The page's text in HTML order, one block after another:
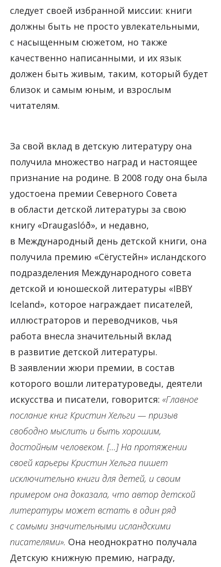
следует своей избранной миссии: книги
должны быть не просто увлекательными,
с насыщенным сюжетом, но также
качественно написанными, и их язык
должен быть живым, таким, который будет
близок и самым юным, и взрослым
читателям.
За свой вклад в детскую литературу она
получила множество наград и настоящее
признание на родине. В 2008 году она была
удостоена премии Северного Совета
в области детской литературы за свою
книгу «Draugaslóð», и недавно,
в Международный день детской книги, она
получила премию «Сёгустейн» исландского
подразделения Международного совета
детской и юношеской литературы «IBBY
Iceland», которое награждает писателей,
иллюстраторов и переводчиков, чья
работа внесла значительный вклад
в развитие детской литературы.
В заявлении жюри премии, в состав
которого вошли литературоведы, деятели
искусства и писатели, говорится: «Главное
послание книг Кристин Хельги — призыв
свободно мыслить и быть хорошим,
достойным человеком. […] На протяжении
своей карьеры Кристин Хельга пишет
исключительно книги для детей, и своим
примером она доказала, что автор детской
литературы может встать в один ряд
с самыми значительными исландскими
писателями». Она неоднократно получала
Детскую книжную премию, награду,